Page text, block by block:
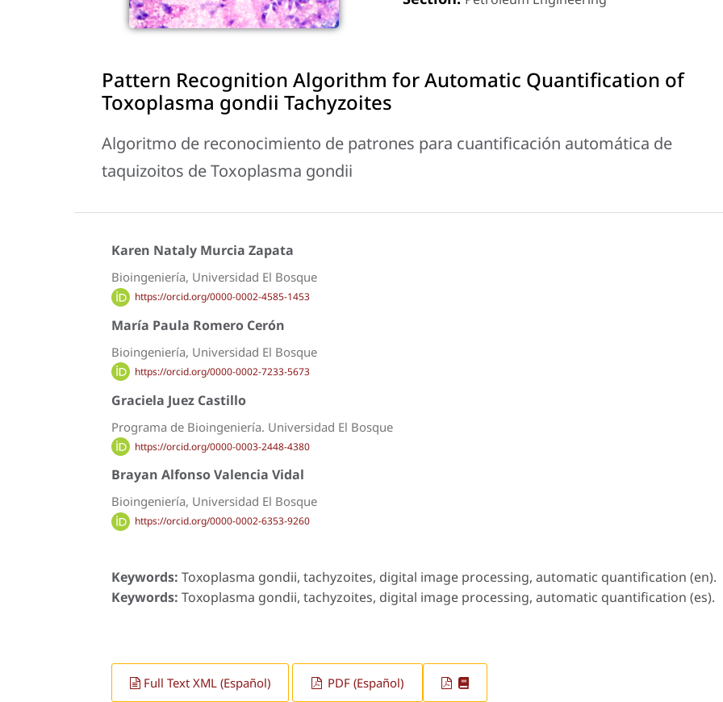
Pattern Recognition Algorithm for Automatic Quantification of
Toxoplasma gondii Tachyzoites
Algoritmo de reconocimiento de patrones para cuantificación automática de
taquizoitos de Toxoplasma gondii
Karen Nataly Murcia Zapata
Bioingeniería, Universidad El Bosque
https://orcid.org/0000-0002-4585-1453
María Paula Romero Cerón
Bioingeniería, Universidad El Bosque
https://orcid.org/0000-0002-7233-5673
Graciela Juez Castillo
Programa de Bioingeniería. Universidad El Bosque
https://orcid.org/0000-0003-2448-4380
Brayan Alfonso Valencia Vidal
Bioingeniería, Universidad El Bosque
https://orcid.org/0000-0002-6353-9260
Keywords: Toxoplasma gondii, tachyzoites, digital image processing, automatic quantification (en).
Keywords: Toxoplasma gondii, tachyzoites, digital image processing, automatic quantification (es).
Full Text XML (Español) PDF (Español)